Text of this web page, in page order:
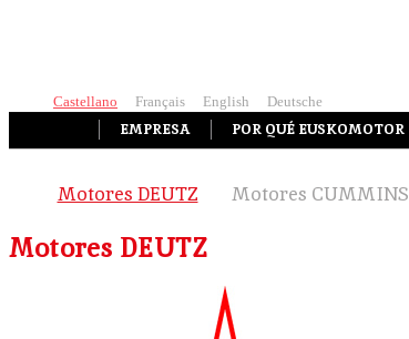
Castellano Français English Deutsche
EMPRESA POR QUÉ EUSKOMOTOR
Motores DEUTZ Motores CUMMINS
Motores DEUTZ